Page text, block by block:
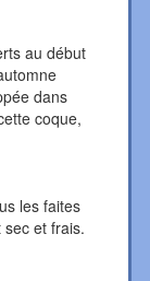
au début
dans
coque,
les faites
et frais.